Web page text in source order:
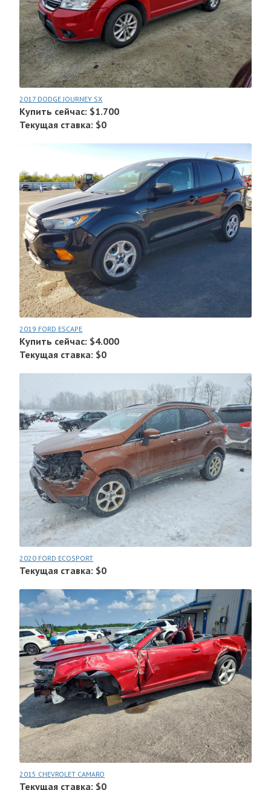
2017 DODGE JOURNEY SX
Купить сейчас: $1.700
Текущая ставка: $0
2019 FORD ESCAPE
Купить сейчас: $4.000
Текущая ставка: $0
2020 FORD ECOSPORT
Текущая ставка: $0
2015 CHEVROLET CAMARO
Текущая ставка: $0